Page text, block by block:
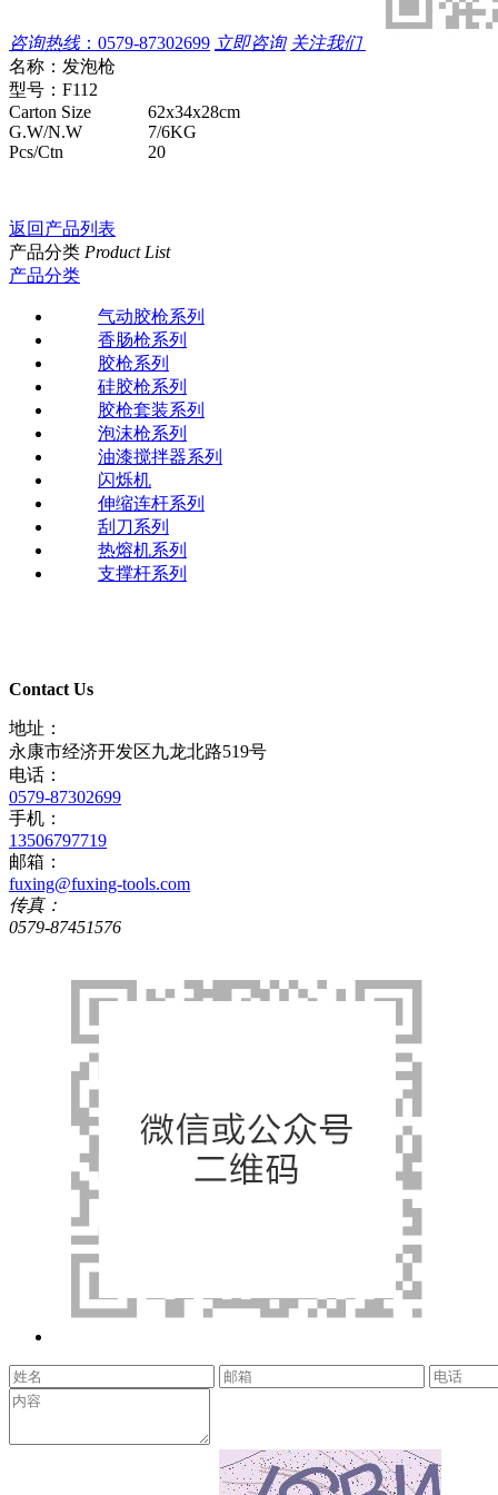
咨询热线： 0579-87302699 立即咨询 关注我们
名称： 发泡枪
型号： F112
Carton Size
62x34x28cm
G.W/N.W
7/6KG
Pcs/Ctn
20
返回产品列表
产品分类 Product List
产品分类
气动胶枪系列
香肠枪系列
胶枪系列
硅胶枪系列
胶枪套装系列
泡沫枪系列
油漆搅拌器系列
闪烁机
伸缩连杆系列
刮刀系列
热熔机系列
支撑杆系列
Contact Us
地址：
永康市经济开发区九龙北路519号
电话：
0579-87302699
手机：
13506797719
邮箱：
fuxing@fuxing-tools.com
传真：
0579-87451576